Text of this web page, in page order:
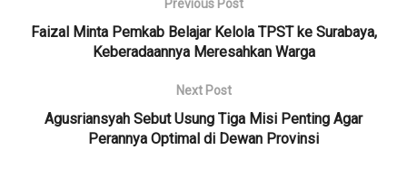
Previous Post
Faizal Minta Pemkab Belajar Kelola TPST ke Surabaya,
Keberadaannya Meresahkan Warga
Next Post
Agusriansyah Sebut Usung Tiga Misi Penting Agar
Perannya Optimal di Dewan Provinsi